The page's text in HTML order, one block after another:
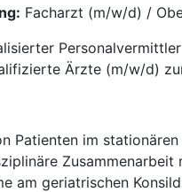
Facharzt (m/w/d) /
Ärzte (m/w/d)
Patienten im
am geriatrischen